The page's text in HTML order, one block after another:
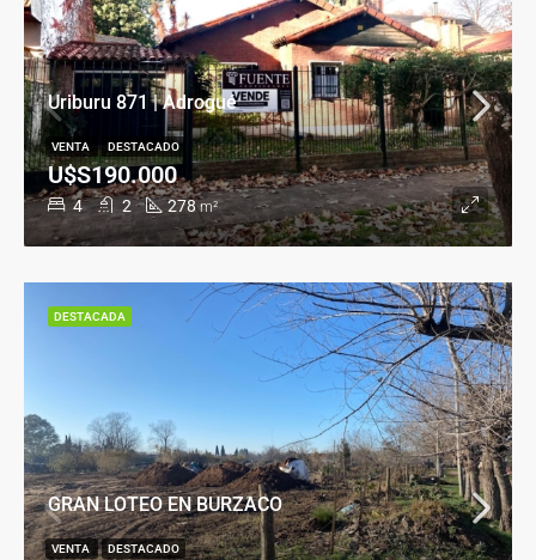
Uriburu 871 | Adrogué
4 2 278 m²
U$S190.000
VENTA DESTACADO
GRAN LOTEO EN BURZACO
VENTA DESTACADO
DESTACADA